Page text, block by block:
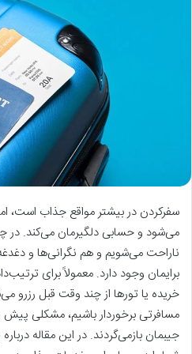
سفرکردن در بیشتر مواقع جذاب است،
می‌شود و حسابی دلگیرمان می‌کند. در
ناراحت می‌شویم و هم نگرانی‌ها و
برایمان وجود دارد. معمولاً برای
خریده یا تورها از چند وقت قبل رزرو
مسافرتی برخوردار باشیم، مشکلی
جیبمان بازمی‌گردند. در این مقاله